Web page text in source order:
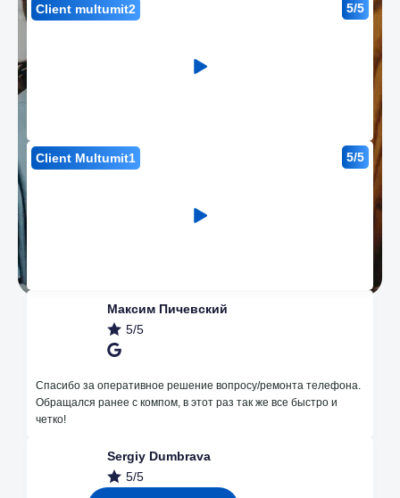
Client multumit2 5/5
Client Multumit1 5/5
Максим Пичевский
5/5
Спасибо за оперативное решение вопросу/ремонта телефона.
Обращался ранее с компом, в этот раз так же все быстро и
четко!
Sergiy Dumbrava
5/5
Наши преимущества
Незначительные поломки делаем
бесплатно